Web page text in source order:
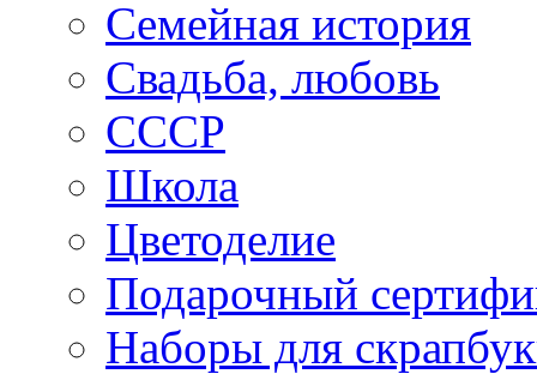
Семейная история
Свадьба, любовь
СССР
Школа
Цветоделие
Подарочный
Наборы для